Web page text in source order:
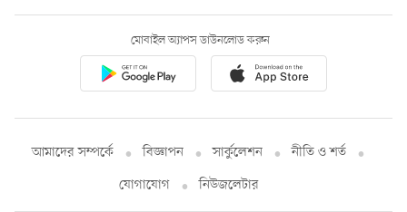
মোবাইল অ্যাপস ডাউনলোড করুন
আমাদের সম্পর্কে বিজ্ঞাপন সার্কুলেশন
নীতি ও শর্ত
যোগাযোগ
নিউজলেটার